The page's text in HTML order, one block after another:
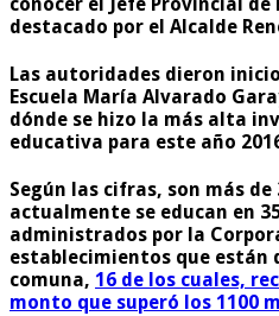
destacado por el Alcalde
Las autoridades dieron
Escuela María Alvarado
dónde se hizo la más alta
educativa para este año
Según las cifras, son más
actualmente se educan en
administrados por la
establecimientos que están
comuna, 16 de los cuales,
monto que superó los 1100